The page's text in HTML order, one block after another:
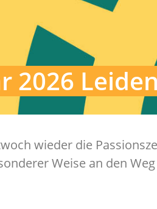
2026
wieder die
Weise an den